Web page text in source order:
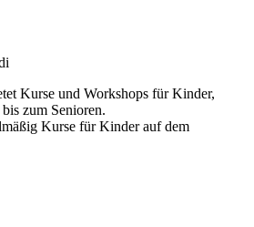
Kurse und Workshops für Kinder,
zum Senioren.
Kurse für Kinder auf dem